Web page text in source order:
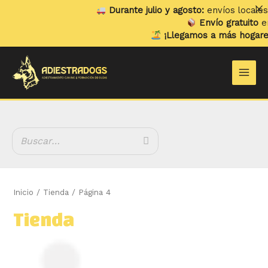
Inicio / Tienda / Página 4
Tienda
Durante julio y agosto: envíos locales y
Envío gratuitoen
¡Llegamos a más hogares! Ya